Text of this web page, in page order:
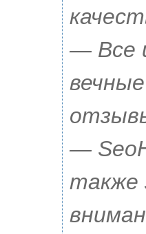
— Все
—
также